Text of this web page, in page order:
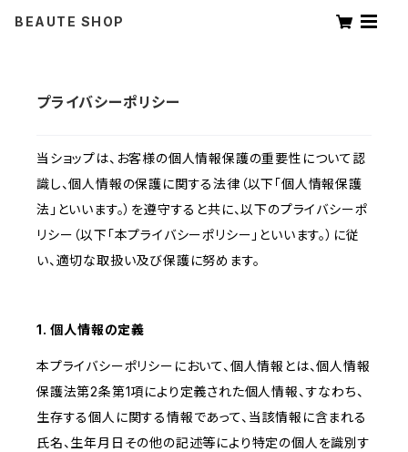
BEAUTE SHOP
プライバシーポリシー
当ショップは、お客様の個人情報保護の重要性について認
識し、個人情報の保護に関する法律（以下「個人情報保護
法」といいます。）を遵守すると共に、以下のプライバシーポ
リシー（以下「本プライバシーポリシー」といいます。）に従
い、適切な取扱い及び保護に努めます。
1. 個人情報の定義
本プライバシーポリシーにおいて、個人情報とは、個人情報
保護法第2条第1項により定義された個人情報、すなわち、
生存する個人に関する情報であって、当該情報に含まれる
氏名、生年月日その他の記述等により特定の個人を識別す